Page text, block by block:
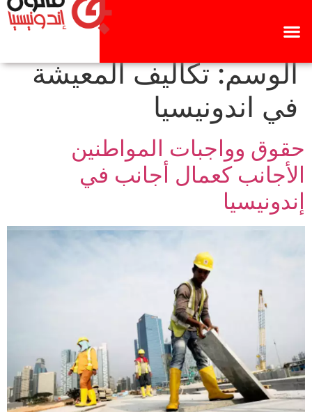
الوسم:تكاليف المعيشة
في اندونيسيا
حقوق وواجبات المواطنين
الأجانب كعمال أجانب في
إندونيسيا